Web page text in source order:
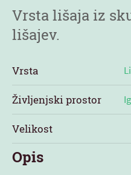
Vrsta lišaja iz
lišajev.
Vrsta
Življenjski prostor
Velikost
Opis